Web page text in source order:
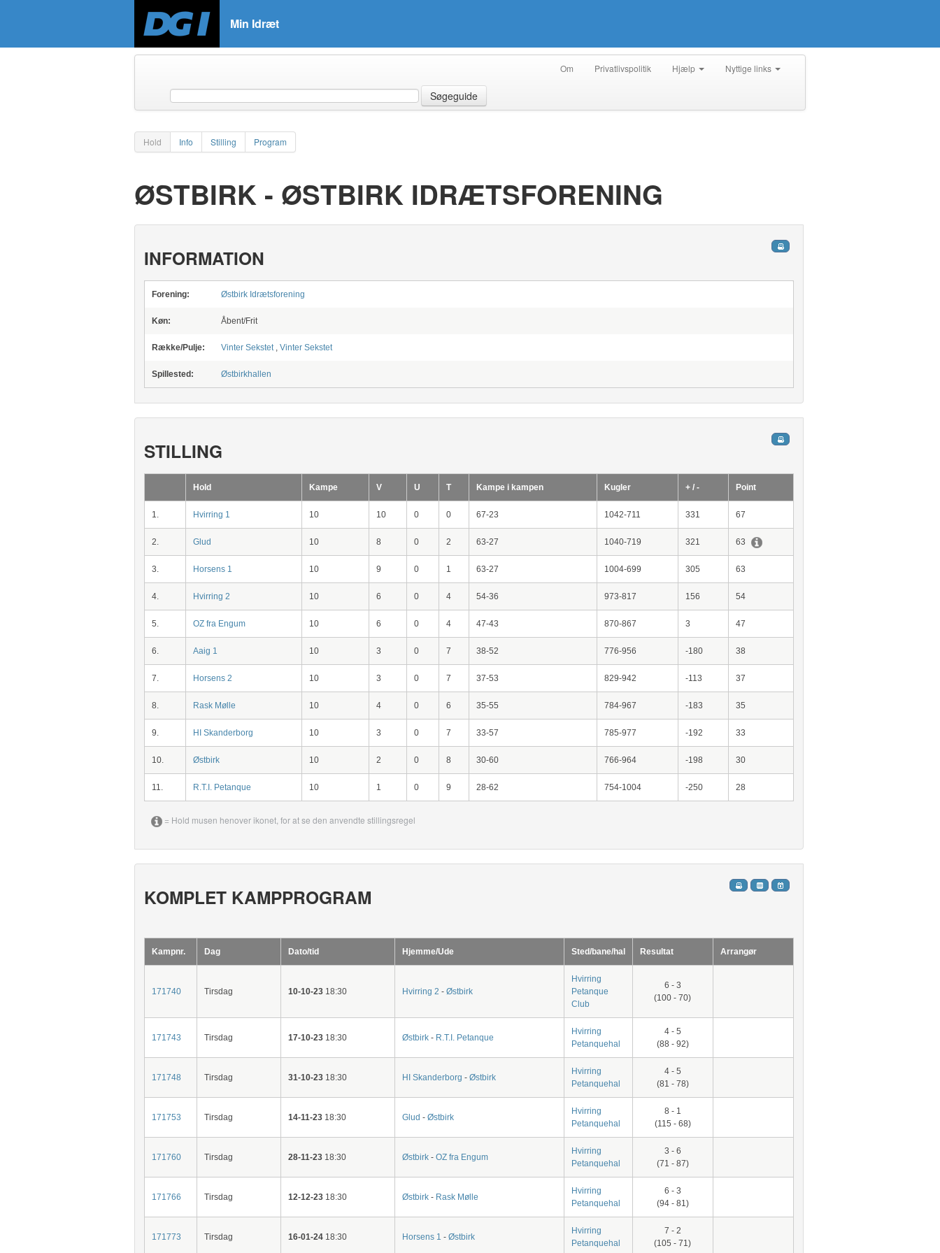
Min Idræt
Om Privatlivspolitik Hjælp Nyttige links
Søgeguide
Hold Info Stilling Program
ØSTBIRK - ØSTBIRK IDRÆTSFORENING
INFORMATION
Forening: Østbirk Idrætsforening
Køn: Åbent/Frit
Række/Pulje: Vinter Sekstet, Vinter Sekstet
Spillested: Østbirkhallen
STILLING
Hold Kampe V U T Kampe i kampen Kugler + / - Point
1. Hvirring 1 10 10 0 0 67-23 1042-711 331 67
2. Glud 10 8 0 2 63-27 1040-719 321 63
3. Horsens 1 10 9 0 1 63-27 1004-699 305 63
4. Hvirring 2 10 6 0 4 54-36 973-817 156 54
5. OZ fra Engum 10 6 0 4 47-43 870-867 3 47
6. Aaig 1 10 3 0 7 38-52 776-956 -180 38
7. Horsens 2 10 3 0 7 37-53 829-942 -113 37
8. Rask Mølle 10 4 0 6 35-55 784-967 -183 35
9. HI Skanderborg 10 3 0 7 33-57 785-977 -192 33
10. Østbirk 10 2 0 8 30-60 766-964 -198 30
11. R.T.I. Petanque 10 1 0 9 28-62 754-1004 -250 28
= Hold musen henover ikonet, for at se den anvendte stillingsregel
KOMPLET KAMPPROGRAM
Kampnr. Dag Dato/tid Hjemme/Ude Sted/bane/hal Resultat Arrangør
171740 Tirsdag 10-10-2318:30 Hvirring 2 - Østbirk
Hvirring
Petanque
Club
6 - 3
(100 - 70)
171743 Tirsdag 17-10-2318:30 Østbirk - R.T.I. Petanque
Hvirring
Petanquehal
4 - 5
(88 - 92)
171748 Tirsdag 31-10-2318:30 HI Skanderborg - Østbirk
Hvirring
Petanquehal
4 - 5
(81 - 78)
171753 Tirsdag 14-11-2318:30 Glud - Østbirk
Hvirring
Petanquehal
8 - 1
(115 - 68)
171760 Tirsdag 28-11-2318:30 Østbirk - OZ fra Engum
Hvirring
Petanquehal
3 - 6
(71 - 87)
171766 Tirsdag 12-12-2318:30 Østbirk - Rask Mølle
Hvirring
Petanquehal
6 - 3
(94 - 81)
171773 Tirsdag 16-01-2418:30 Horsens 1 - Østbirk
Hvirring
Petanquehal
7 - 2
(105 - 71)